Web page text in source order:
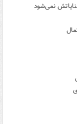
نمی‌شود